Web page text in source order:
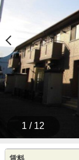
1 / 12